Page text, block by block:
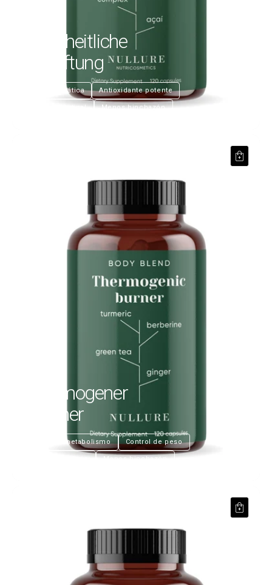
Ganzheitliche
Entgiftung
Salud hepática Antioxidante potente
Salud intestinal Menos hinchazón
Thermogener
Brenner
Activa el metabolismo Control de peso
Menos hinchazón